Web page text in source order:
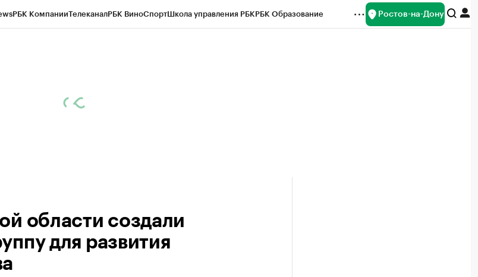
РБК КомпанииТелеканалРБК ВиноСпортШкола управления РБКРБК Образование Ростов-на-Дону
области создали
для развития